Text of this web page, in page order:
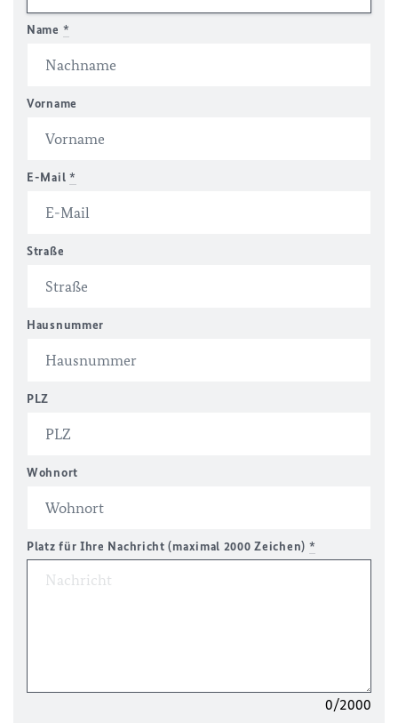
Name *
Vorname
E-Mail *
Straße
Hausnummer
PLZ
Wohnort
Platz für Ihre Nachricht (maximal 2000 Zeichen) *
0/2000